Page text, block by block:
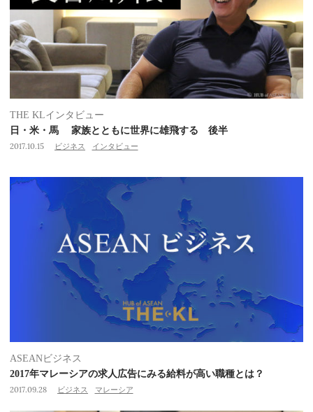
THE KLインタビュー
日・米・馬 家族とともに世界に雄飛する 後半
2017.10.15 ビジネス インタビュー
ASEANビジネス
2017年マレーシアの求人広告にみる給料が高い職種とは？
2017.09.28 ビジネス マレーシア